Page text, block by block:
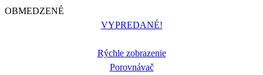
OBMEDZENÉ
VYPREDANÉ!
Rýchle zobrazenie
Porovnávač